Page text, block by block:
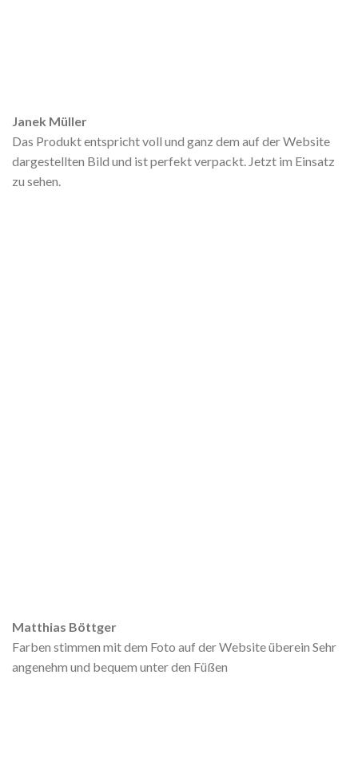
Janek Müller
Das Produkt entspricht voll und ganz dem auf der Website
dargestellten Bild und ist perfekt verpackt. Jetzt im Einsatz
zu sehen.
Matthias Böttger
Farben stimmen mit dem Foto auf der Website überein Sehr
angenehm und bequem unter den Füßen